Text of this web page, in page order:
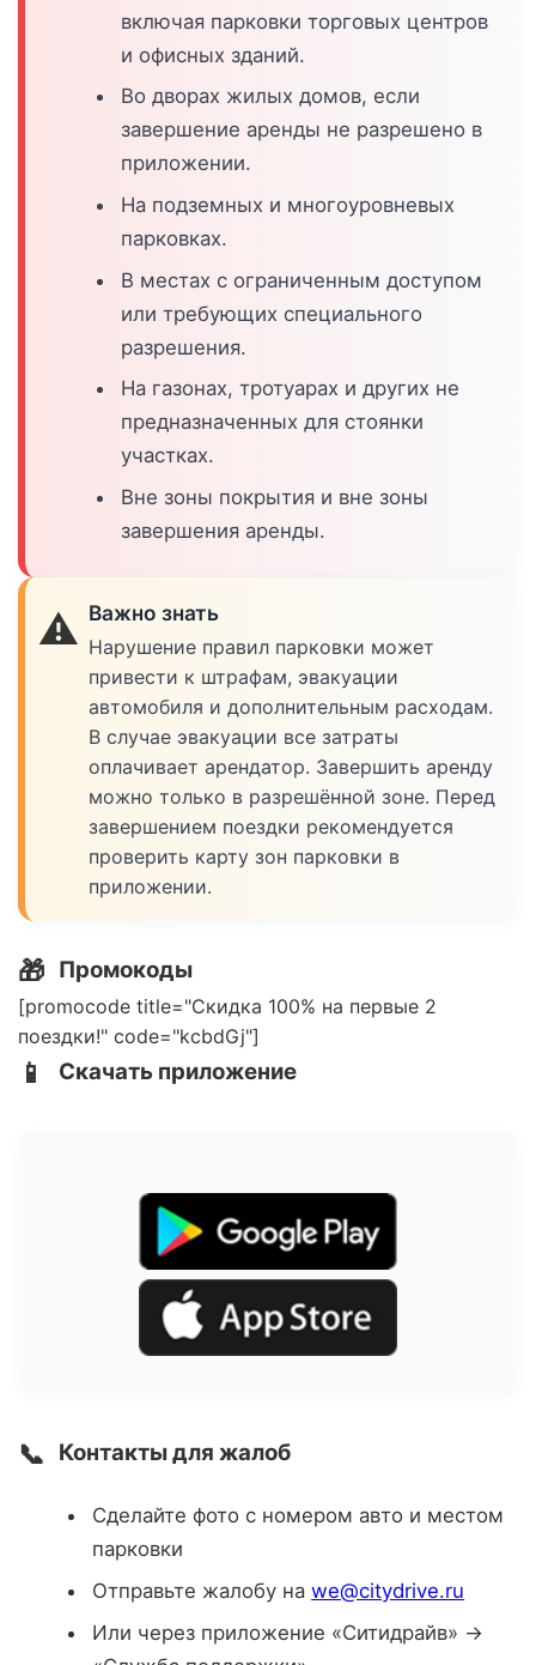
включая парковки торговых центров
и офисных зданий.
Во дворах жилых домов, если
завершение аренды не разрешено в
приложении.
На подземных и многоуровневых
парковках.
В местах с ограниченным доступом
или требующих специального
разрешения.
На газонах, тротуарах и других не
предназначенных для стоянки
участках.
Вне зоны покрытия и вне зоны
завершения аренды.
⚠️ Важно знать
Нарушение правил парковки может
привести к штрафам, эвакуации
автомобиля и дополнительным расходам.
В случае эвакуации все затраты
оплачивает арендатор. Завершить аренду
можно только в разрешённой зоне. Перед
завершением поездки рекомендуется
проверить карту зон парковки в
приложении.
🎁 Промокоды
[promocode title="Скидка 100% на первые 2
поездки!" code="kcbdGj"]
📱 Скачать приложение
📞 Контакты для жалоб
Сделайте фото с номером авто и местом
парковки
Отправьте жалобу наwe@citydrive.ru
Или через приложение «Ситидрайв» →